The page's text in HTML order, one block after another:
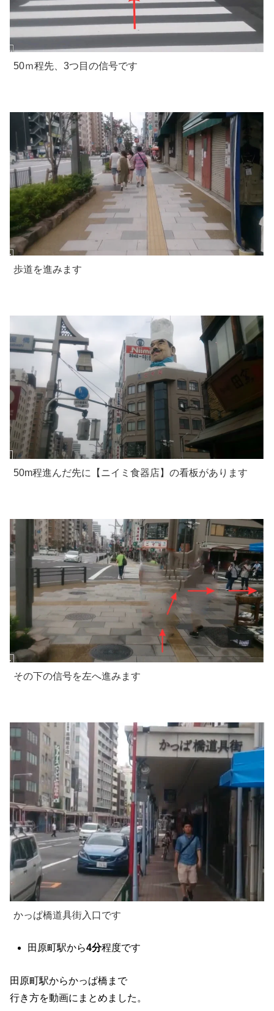
50ｍ程先、3つ目の信号です
歩道を進みます
50m程進んだ先に【ニイミ食器店】の看板があります
その下の信号を左へ進みます
かっぱ橋道具街入口です
田原町駅から4分程度です
田原町駅からかっぱ橋まで
行き方を動画にまとめました。